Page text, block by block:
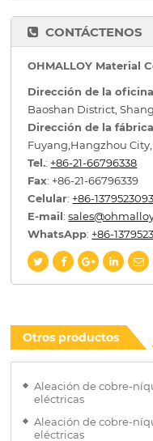
CONTÁCTENOS
OHMALLOY Material
Dirección de la
Baoshan District,
Dirección de la
Fuyang,Hangzhou
Tel.: +86-21-66796338
Fax: +86-21-66796339
Celular: +86-
E-mail:
WhatsApp: +86-
Otros productos
Aleación de cobre-
eléctricas
Aleación de cobre-
eléctricas